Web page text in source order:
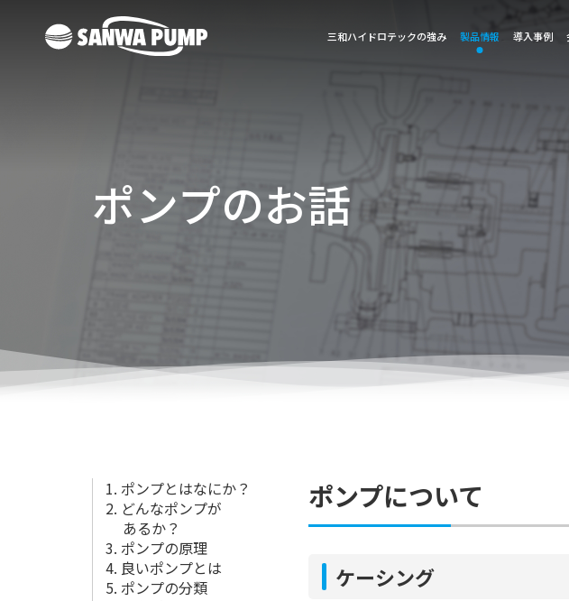
三和ハイドロテックの強み 製品情報 導入事例
ポンプのお話
1. ポンプとはなにか？
2. どんなポンプが
あるか？
3. ポンプの原理
4. 良いポンプとは
5. ポンプの分類
ポンプについて
ケーシング